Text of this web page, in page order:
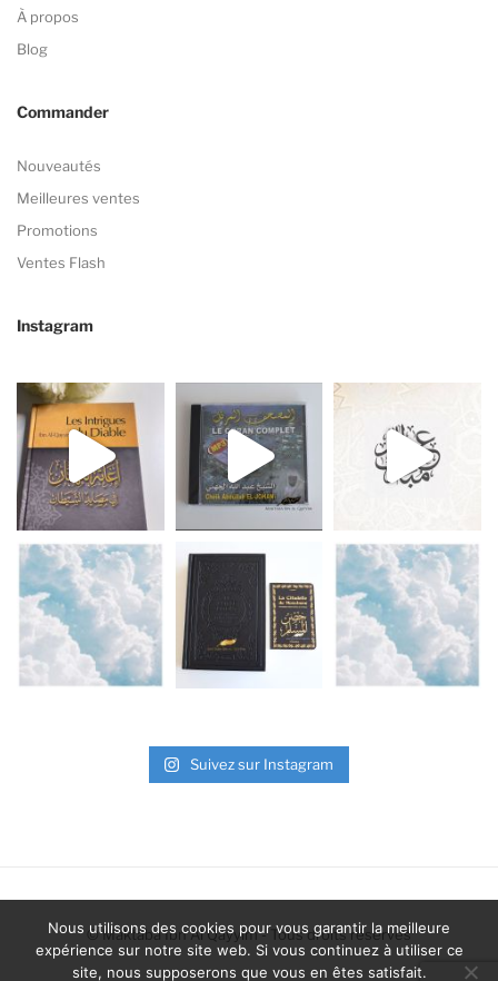
À propos
Blog
Commander
Nouveautés
Meilleures ventes
Promotions
Ventes Flash
Instagram
Suivez sur Instagram
©Maktaba Ibn Al Qayyim- Tous droits réservés
Nous utilisons des cookies pour vous garantir la meilleure
expérience sur notre site web. Si vous continuez à utiliser ce
site, nous supposerons que vous en êtes satisfait.